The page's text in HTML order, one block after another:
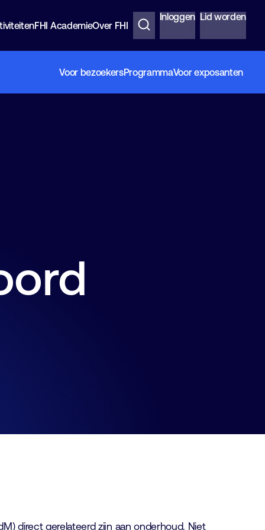
FHI AcademieOver FHI
Inloggen Lid worden
Voor bezoekersProgrammaVoor exposanten
direct gerelateerd zijn aan onderhoud. Niet